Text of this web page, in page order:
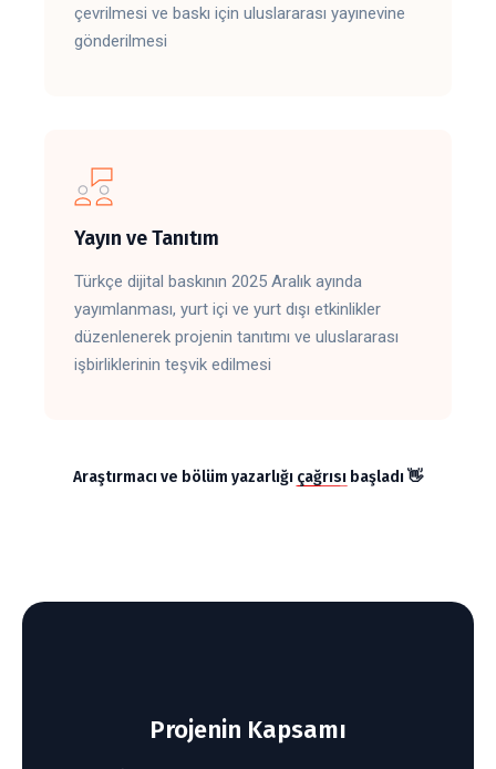
çevrilmesi ve baskı için uluslararası yayınevine
gönderilmesi
Yayın ve Tanıtım
Türkçe dijital baskının 2025 Aralık ayında
yayımlanması, yurt içi ve yurt dışı etkinlikler
düzenlenerek projenin tanıtımı ve uluslararası
işbirliklerinin teşvik edilmesi
Araştırmacı ve bölüm yazarlığı çağrısı başladı 👋
Projenin Kapsamı